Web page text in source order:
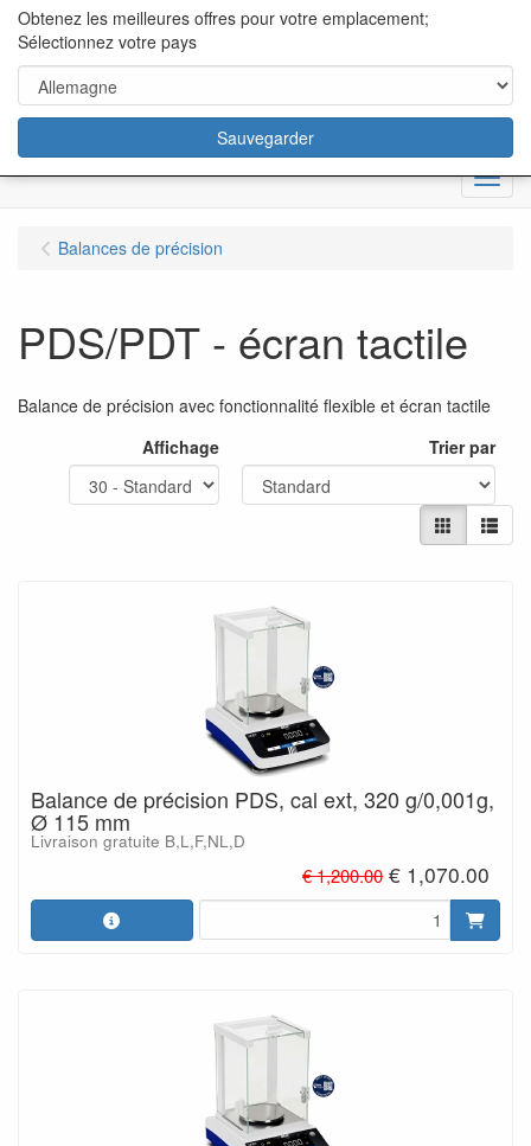
content="18/11/2025″/>
Menu
Balances de précision
PDS/PDT - écran tactile
Balance de précision avec fonctionnalité flexible et écran tactile
Affichage
Trier par
Balance de précision PDS, cal ext, 320 g/0,001g,
Ø 115 mm
Livraison gratuite B,L,F,NL,D
€ 1,200.00 € 1,070.00
Obtenez les meilleures offres pour votre emplacement;
Sélectionnez votre pays
Sauvegarder